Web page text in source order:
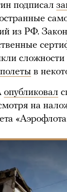
подписал
из РФ.
в
опубликовал
на